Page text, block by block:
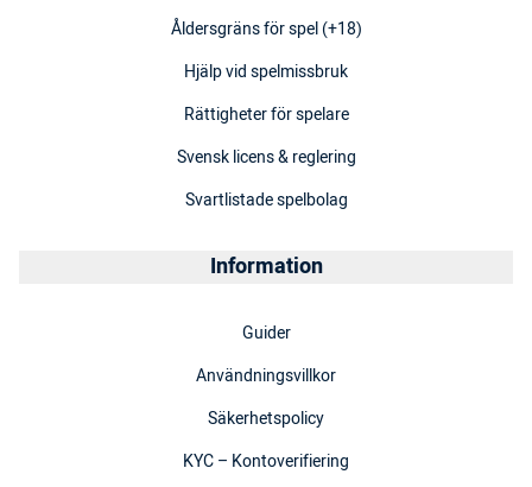
Åldersgräns för spel (+18)
Hjälp vid spelmissbruk
Rättigheter för spelare
Svensk licens & reglering
Svartlistade spelbolag
Information
Guider
Användningsvillkor
Säkerhetspolicy
KYC – Kontoverifiering